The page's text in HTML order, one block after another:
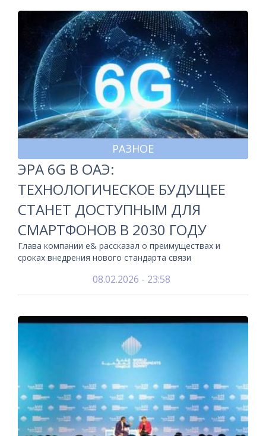
РАЗНОЕ
ЭРА 6G В ОАЭ:
ТЕХНОЛОГИЧЕСКОЕ БУДУЩЕЕ
СТАНЕТ ДОСТУПНЫМ ДЛЯ
СМАРТФОНОВ В 2030 ГОДУ
Глава компании e& рассказал о преимуществах и
сроках внедрения нового стандарта связи
08.02.2026 - 23:58